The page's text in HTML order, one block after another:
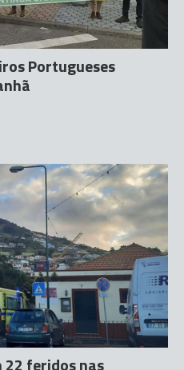
Portugueses
22 feridos nas